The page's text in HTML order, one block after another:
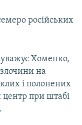
російських
Хоменко,
на
і полонених
центр при штабі
.